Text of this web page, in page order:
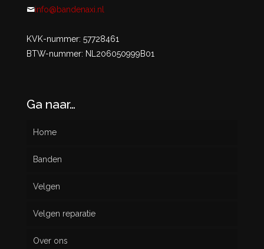
info@bandenaxi.nl
KVK-nummer: 57728461
BTW-nummer: NL206050999B01
Ga naar…
Home
Banden
Nieuw
Gebruikt
Velgen
Velgen reparatie
Over ons